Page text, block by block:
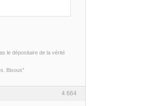
le dépositaire de la vérité
Bisous"
4 664